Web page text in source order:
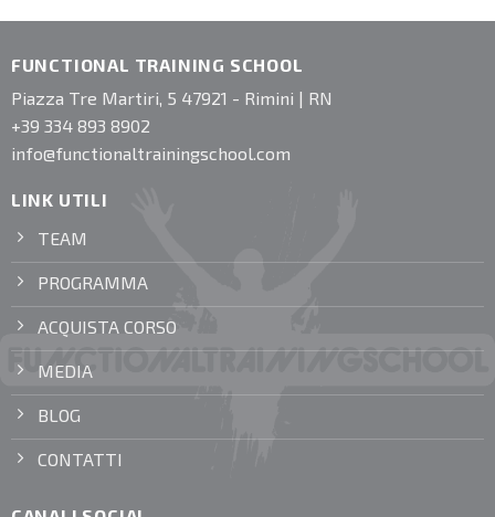
FUNCTIONAL TRAINING SCHOOL
Piazza Tre Martiri, 5 47921 - Rimini | RN
+39 334 893 8902
info@functionaltrainingschool.com
LINK UTILI
TEAM
PROGRAMMA
ACQUISTA CORSO
MEDIA
BLOG
CONTATTI